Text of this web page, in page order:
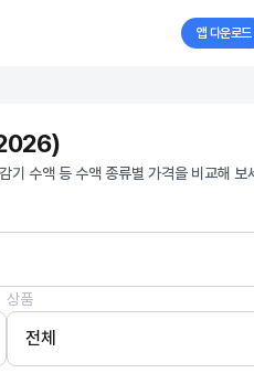
앱 다운로드
기 수액 등 수액 종류별 가격을 비교해 보
상품
전체